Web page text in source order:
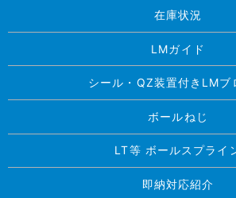
在庫状況
LMガイド
シール・QZ装置付きLMブ
ボールねじ
LT等 ボールスプライ
即納対応紹介